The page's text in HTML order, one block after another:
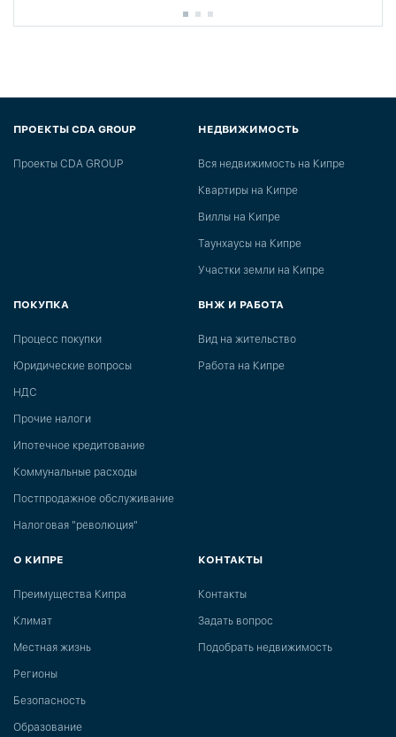
ПРОЕКТЫ CDA GROUP
Проекты CDA GROUP
НЕДВИЖИМОСТЬ
Вся недвижимость на Кипре
Квартиры на Кипре
Виллы на Кипре
Таунхаусы на Кипре
Участки земли на Кипре
ПОКУПКА
Процесс покупки
Юридические вопросы
НДС
Прочие налоги
Ипотечное кредитование
Коммунальные расходы
Постпродажное обслуживание
Налоговая "революция"
ВНЖ И РАБОТА
Вид на жительство
Работа на Кипре
О КИПРЕ
Преимущества Кипра
Климат
Местная жизнь
Регионы
Безопасность
Образование
КОНТАКТЫ
Контакты
Задать вопрос
Подобрать недвижимость